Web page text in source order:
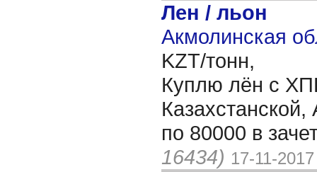
Лен / льон
Акмолинская
KZT/тонн,
Куплю лён с
по 80000 в
16434) 17-11-2017